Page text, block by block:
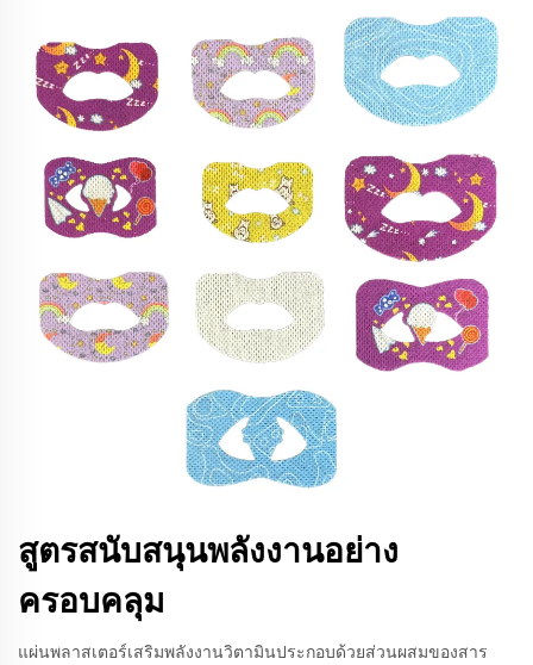
สูตรสนับสนุนพลังงานอย่าง
ครอบคลุม
แผ่นพลาสเตอร์เสริมพลังงานวิตามินประกอบด้วยส่วนผสมของสาร